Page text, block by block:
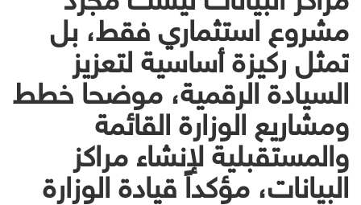
مشروع استثماري فقط، بل
تمثل ركيزة أساسية لتعزيز
السيادة الرقمية، موضحا خطط
ومشاريع الوزارة القائمة
والمستقبلية لإنشاء مراكز
البيانات، مؤكداً قيادة الوزارة